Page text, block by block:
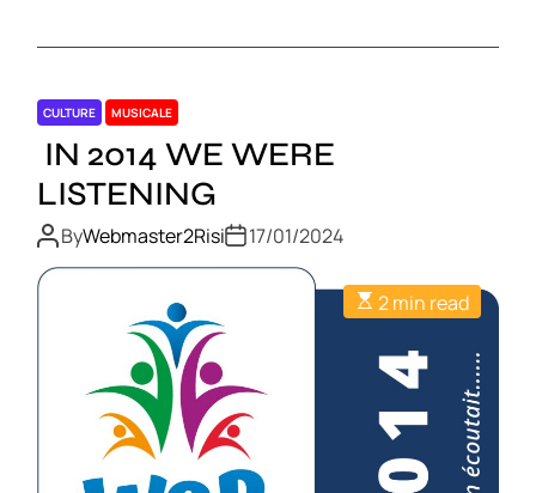
CULTURE MUSICALE
IN 2014 WE WERE
LISTENING
ByWebmaster2Risi 17/01/2024
2 min read